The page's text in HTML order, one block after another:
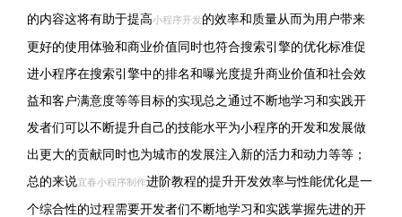
的内容这将有助于提高小程序开发的效率和质量从而为用户带来
更好的使用体验和商业价值同时也符合搜索引擎的优化标准促
进小程序在搜索引擎中的排名和曝光度提升商业价值和社会效
益和客户满意度等等目标的实现总之通过不断地学习和实践开
发者们可以不断提升自己的技能水平为小程序的开发和发展做
出更大的贡献同时也为城市的发展注入新的活力和动力等等；
总的来说宜春小程序制作进阶教程的提升开发效率与性能优化是一
个综合性的过程需要开发者们不断地学习和实践掌握先进的开